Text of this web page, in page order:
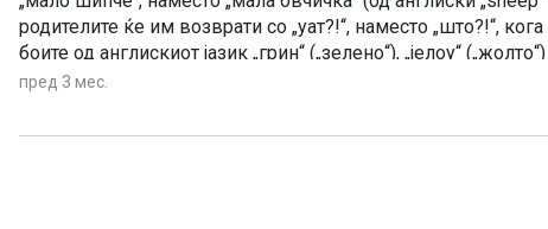
родителите ќе им возврати со „уат?!“, наместо „што?!“,
боите од англискиот јазик „грин“ („зелено“), „јелоу“
(„црвено“) ќе му излегуваат од устата попрво одошто
во говорната пракса во Македонија во последно време –
пред 3 мес.